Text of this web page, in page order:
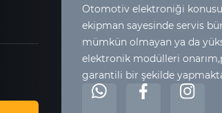
Otomotiv elektroniği
ekipman sayesinde servis
mümkün olmayan ya da
elektronik modülleri
garantili bir şekilde